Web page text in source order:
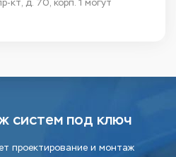
кт, д. 70, корп. 1 могут
систем под ключ
проектирование и монтаж